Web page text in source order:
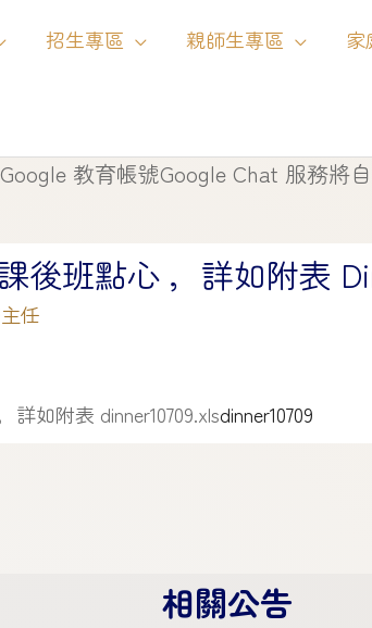
招生專區 親師生專區 家
育帳號Google Chat 服務將自 115 年
後班點心 ，詳如附表
任
詳如附表 dinner10709.xlsdinner10709
相關公告